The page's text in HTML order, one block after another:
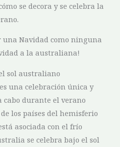
se decora y se celebra la
Navidad como ninguna
a la australiana!
sol australiano
‌una celebración única y
cabo durante el verano
los países del hemisferio
asociada ‍con el frío
⁢se celebra bajo el sol